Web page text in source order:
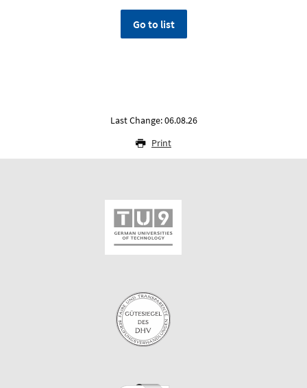
Go to list
Last Change: 06.08.26
Print